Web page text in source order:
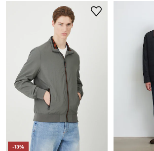
-13%